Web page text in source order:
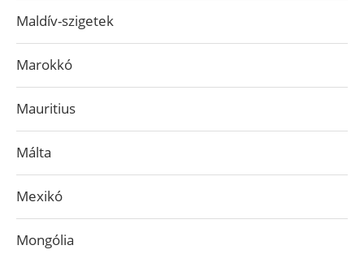
Maldív-szigetek
Marokkó
Mauritius
Málta
Mexikó
Mongólia